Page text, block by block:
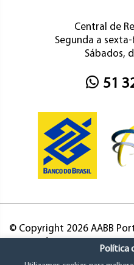
Central de
Segunda a
Sábados,
51
© Copyright 2026 AABB
Política